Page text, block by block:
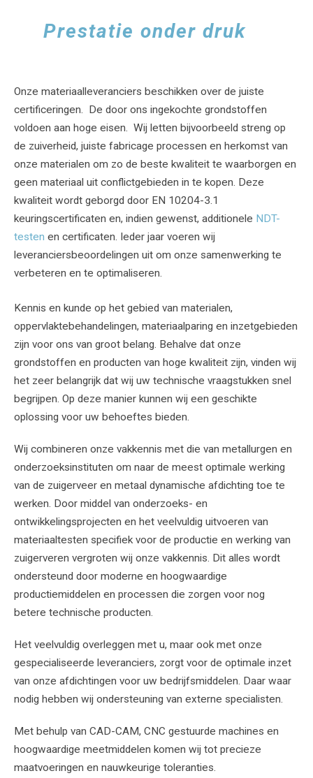
Prestatie onder druk
Onze materiaalleveranciers beschikken over de juiste
certificeringen. De door ons ingekochte grondstoffen
voldoen aan hoge eisen. Wij letten bijvoorbeeld streng op
de zuiverheid, juiste fabricage processen en herkomst van
onze materialen om zo de beste kwaliteit te waarborgen en
geen materiaal uit conflictgebieden in te kopen. Deze
kwaliteit wordt geborgd door EN 10204-3.1
keuringscertificaten en, indien gewenst, additionele NDT-
testen en certificaten. Ieder jaar voeren wij
leveranciersbeoordelingen uit om onze samenwerking te
verbeteren en te optimaliseren.
Kennis en kunde op het gebied van materialen,
oppervlaktebehandelingen, materiaalparing en inzetgebieden
zijn voor ons van groot belang. Behalve dat onze
grondstoffen en producten van hoge kwaliteit zijn, vinden wij
het zeer belangrijk dat wij uw technische vraagstukken snel
begrijpen. Op deze manier kunnen wij een geschikte
oplossing voor uw behoeftes bieden.
Wij combineren onze vakkennis met die van metallurgen en
onderzoeksinstituten om naar de meest optimale werking
van de zuigerveer en metaal dynamische afdichting toe te
werken. Door middel van onderzoeks- en
ontwikkelingsprojecten en het veelvuldig uitvoeren van
materiaaltesten specifiek voor de productie en werking van
zuigerveren vergroten wij onze vakkennis. Dit alles wordt
ondersteund door moderne en hoogwaardige
productiemiddelen en processen die zorgen voor nog
betere technische producten.
Het veelvuldig overleggen met u, maar ook met onze
gespecialiseerde leveranciers, zorgt voor de optimale inzet
van onze afdichtingen voor uw bedrijfsmiddelen. Daar waar
nodig hebben wij ondersteuning van externe specialisten.
Met behulp van CAD-CAM, CNC gestuurde machines en
hoogwaardige meetmiddelen komen wij tot precieze
maatvoeringen en nauwkeurige toleranties.